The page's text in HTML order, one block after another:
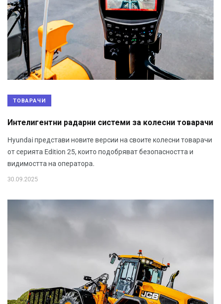
ТОВАРАЧИ
Интелигентни радарни системи за колесни товарачи
Hyundai представи новите версии на своите колесни товарачи
от серията Edition 25, които подобряват безопасността и
видимостта на оператора.
30.09.2025